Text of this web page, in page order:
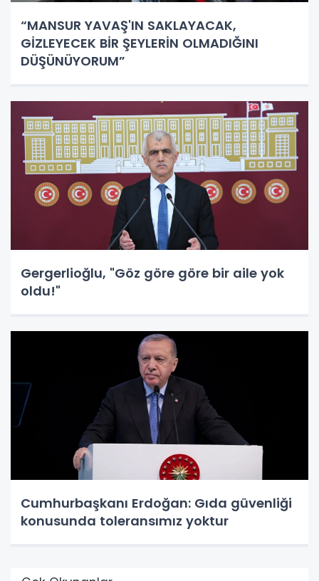
“MANSUR YAVAŞ'IN SAKLAYACAK,
GİZLEYECEK BİR ŞEYLERİN OLMADIĞINI
DÜŞÜNÜYORUM”
Gergerlioğlu, "Göz göre göre bir aile yok
oldu!"
Cumhurbaşkanı Erdoğan: Gıda güvenliği
konusunda toleransımız yoktur